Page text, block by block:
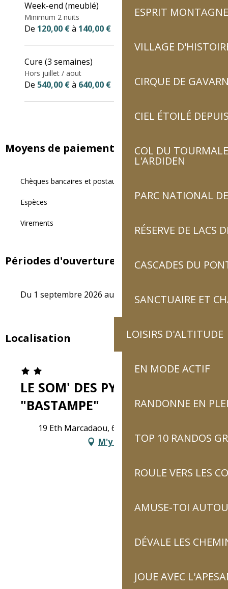
ESPRIT MONTAGNE
VILLAGE
CIRQUE DE
CIEL ÉTOILÉ
COL DU
L'ARDIDEN
PARC NATIONAL
RÉSERVE DE LACS
CASCADES DU
SANCTUAIRE ET
LOISIRS D'ALTITUDE
EN MODE ACTIF
RANDONNE EN
TOP 10 RANDOS
ROULE VERS LES
AMUSE-TOI
DÉVALE LES
JOUE AVEC
Week-end (meublé)
Minimum 2 nuits
De 120,00 €à 140,00 €
Cure (3 semaines)
Hors juillet / aout
De 540,00 €à 640,00 €
Moyens de paiement
Chèques bancaires et postaux
Espèces
Virements
Périodes d'ouverture
Du 1 septembre 2026 au 1 septembre 2027
Localisation
LE SOM' DES PYRENEES
"BASTAMPE"
19 Eth Marcadaou, 65120 Esquièze-Sère
M'y rendre